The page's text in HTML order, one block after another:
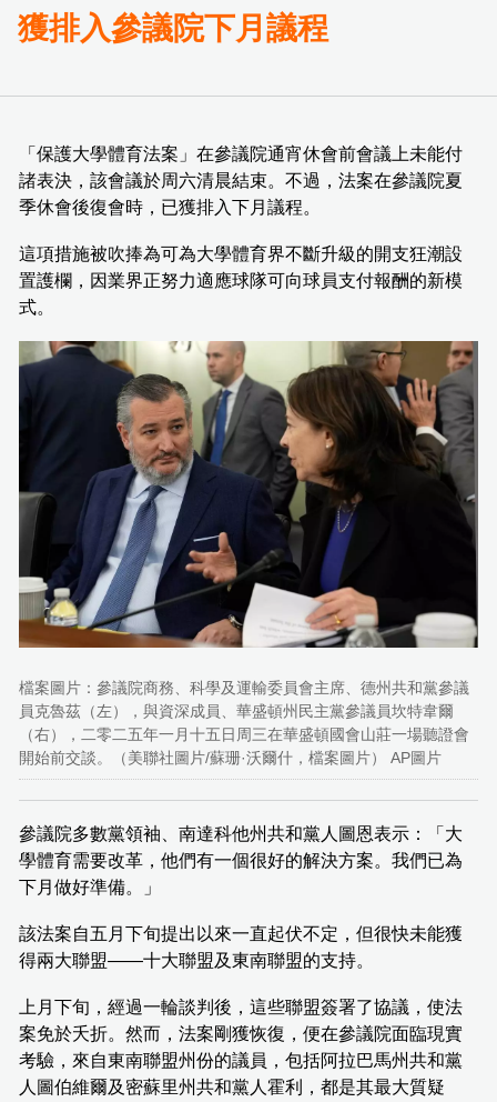
獲排入參議院下月議程
「保護大學體育法案」在參議院通宵休會前會議上未能付
諸表決，該會議於周六清晨結束。不過，法案在參議院夏
季休會後復會時，已獲排入下月議程。
這項措施被吹捧為可為大學體育界不斷升級的開支狂潮設
置護欄，因業界正努力適應球隊可向球員支付報酬的新模
式。
檔案圖片：參議院商務、科學及運輸委員會主席、德州共和黨參議
員克魯茲（左），與資深成員、華盛頓州民主黨參議員坎特韋爾
（右），二零二五年一月十五日周三在華盛頓國會山莊一場聽證會
開始前交談。（美聯社圖片/蘇珊·沃爾什，檔案圖片） AP圖片
參議院多數黨領袖、南達科他州共和黨人圖恩表示：「大
學體育需要改革，他們有一個很好的解決方案。我們已為
下月做好準備。」
該法案自五月下旬提出以來一直起伏不定，但很快未能獲
得兩大聯盟——十大聯盟及東南聯盟的支持。
上月下旬，經過一輪談判後，這些聯盟簽署了協議，使法
案免於夭折。然而，法案剛獲恢復，便在參議院面臨現實
考驗，來自東南聯盟州份的議員，包括阿拉巴馬州共和黨
人圖伯維爾及密蘇里州共和黨人霍利，都是其最大質疑